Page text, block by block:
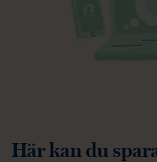
Här kan du